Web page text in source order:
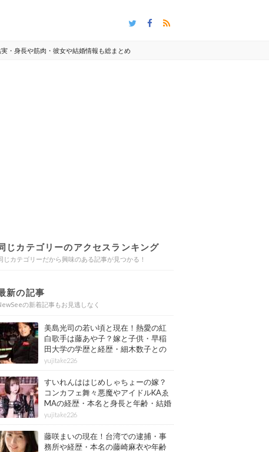
・身長や筋肉・彼女や結婚情報も総まとめ
じカテゴリーのアクセスランキング
じカテゴリーだから興味のある記事が見つかる！
新の記事
の新着記事もお見逃しなく
美島光司の若い頃と現在！熱愛の紅
白歌手は藤あや子？嫁と子供・早稲
田大学の学歴と経歴・細木数子との
確執もまとめ
yujitake226
すいれんははじめしゃちょーの嫁？
コンカフェ舞々悪魔やアイドルKAゑ
MAの経歴・本名と身長と年齢・結婚
情報もまとめ
yujitake226
藤咲まいの現在！台湾での逮捕・事
務所や経歴・本名の藤崎麻衣や年齢